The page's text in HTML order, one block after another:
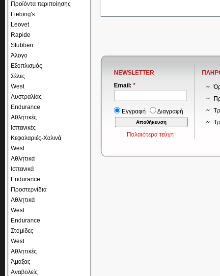
Προϊόντα περιποίησης
Fiebing's
Leovet
Rapide
Stubben
Άλογο
Εξοπλισμός
Σέλες
West
Αυστραλίας
Endurance
Αθλητικές
Ισπανικές
Κεφαλαριές-Χαλινά
West
Αθλητικά
Ισπανικά
Endurance
Προστερνίδια
Αθλητικά
West
Endurance
Στομίδες
West
Αθλητικές
Άμαξας
Αναβολείς
NEWSLETTER
Email: *
Εγγραφή Διαγραφή
Παλαιότερα τεύχη